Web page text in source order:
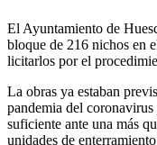
El Ayuntamiento de
bloque de 216 nichos en
licitarlos por el
La obras ya estaban
pandemia del
suficiente ante una más
unidades de